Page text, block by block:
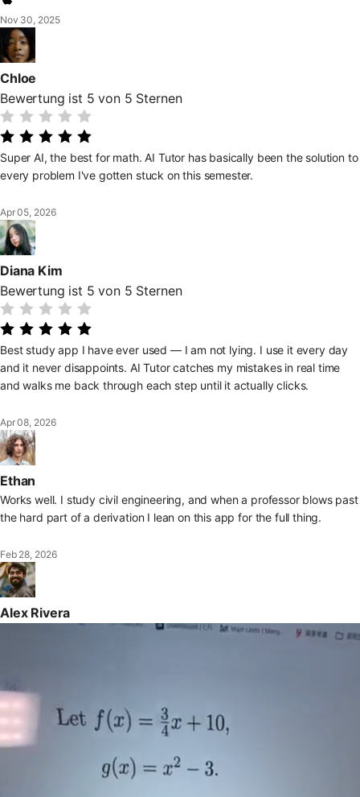
Nov 30, 2025
Chloe
Bewertung ist 5 von 5 Sternen
Super AI, the best for math. AI Tutor has basically been the solution to
every problem I've gotten stuck on this semester.
Apr 05, 2026
Diana Kim
Bewertung ist 5 von 5 Sternen
Best study app I have ever used — I am not lying. I use it every day
and it never disappoints. AI Tutor catches my mistakes in real time
and walks me back through each step until it actually clicks.
Apr 08, 2026
Ethan
Works well. I study civil engineering, and when a professor blows past
the hard part of a derivation I lean on this app for the full thing.
Feb 28, 2026
Alex Rivera